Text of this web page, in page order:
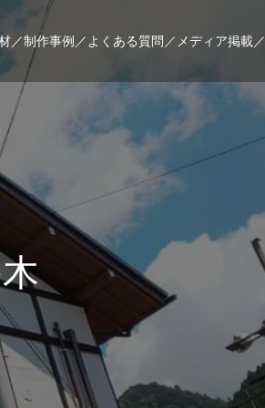
／制作事例／よくある質問／ メディア掲載／
制